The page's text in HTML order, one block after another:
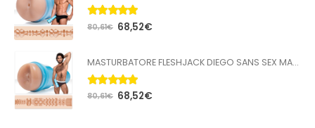
5.00Su 5
80,61€ 68,52€
MASTURBATORE FLESHJACK DIEGO SANS SEX MACHINE BUTT
5.00Su 5
80,61€ 68,52€